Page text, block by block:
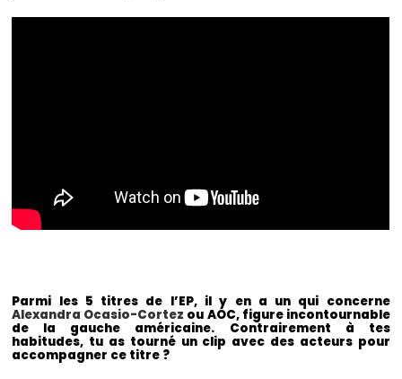
Parmi les 5 titres de l’EP, il y en a un qui concerne
Alexandra Ocasio-Cortez ou AOC, figure incontournable
de la gauche américaine. Contrairement à tes
habitudes, tu as tourné un clip avec des acteurs pour
accompagner ce titre ?